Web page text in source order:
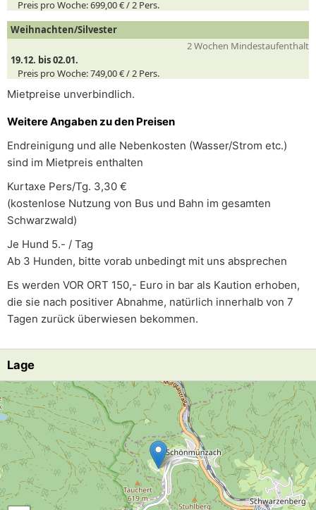
Preis pro Woche:699,00 € /2 Pers.
Weihnachten/Silvester
2 Wochen Mindestaufenthalt
19.12. bis 02.01.
Preis pro Woche:749,00 € /2 Pers.
Mietpreise unverbindlich.
Weitere Angaben zu den Preisen
Endreinigung und alle Nebenkosten (Wasser/Strom etc.)
sind im Mietpreis enthalten
Kurtaxe Pers/Tg. 3,30 €
(kostenlose Nutzung von Bus und Bahn im gesamten
Schwarzwald)
Je Hund 5.- / Tag
Ab 3 Hunden, bitte vorab unbedingt mit uns absprechen
Es werden VOR ORT 150,- Euro in bar als Kaution erhoben,
die sie nach positiver Abnahme, natürlich innerhalb von 7
Tagen zurück überwiesen bekommen.
Lage
Lade Lageplan